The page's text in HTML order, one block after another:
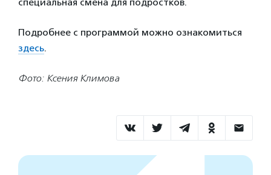
Подробнее с программой можно ознакомиться
здесь.
Фото: Ксения Климова